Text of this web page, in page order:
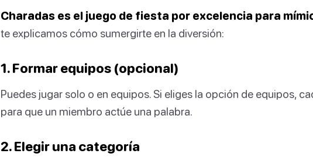
Charadas es el juego de fiesta por excelencia para
te explicamos cómo sumergirte en la diversión:
1. Formar equipos (opcional)
Puedes jugar solo o en equipos. Si eliges la opción de equipos,
para que un miembro actúe una palabra.
2. Elegir una categoría